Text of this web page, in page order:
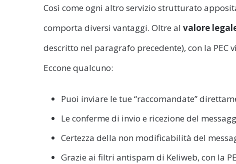
Così come ogni altro servizio strutturato
comporta diversi vantaggi. Oltre al valore
descritto nel paragrafo precedente), con la
Eccone qualcuno:
Puoi inviare le tue “raccomandate”
Le conferme di invio e ricezione del
Certezza della non modificabilità del
Grazie ai filtri antispam di Keliweb, con la